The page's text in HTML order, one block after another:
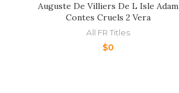
Auguste De Villiers De L Isle Adam
Contes Cruels 2 Vera
All FR Titles
$0